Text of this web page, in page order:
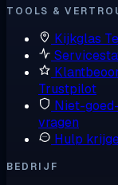
TOOLS &
Kijkglas
Trustpilot
Niet-
vragen
Hulp
BEDRIJF